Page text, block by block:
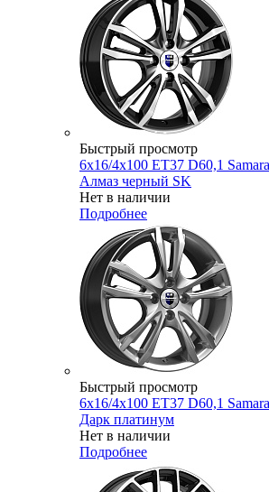
Быстрый просмотр
6x16/4x100 ET37 D60,1
Алмаз черный SK
Нет в наличии
Подробнее
Быстрый просмотр
6x16/4x100 ET37 D60,1
Дарк платинум
Нет в наличии
Подробнее